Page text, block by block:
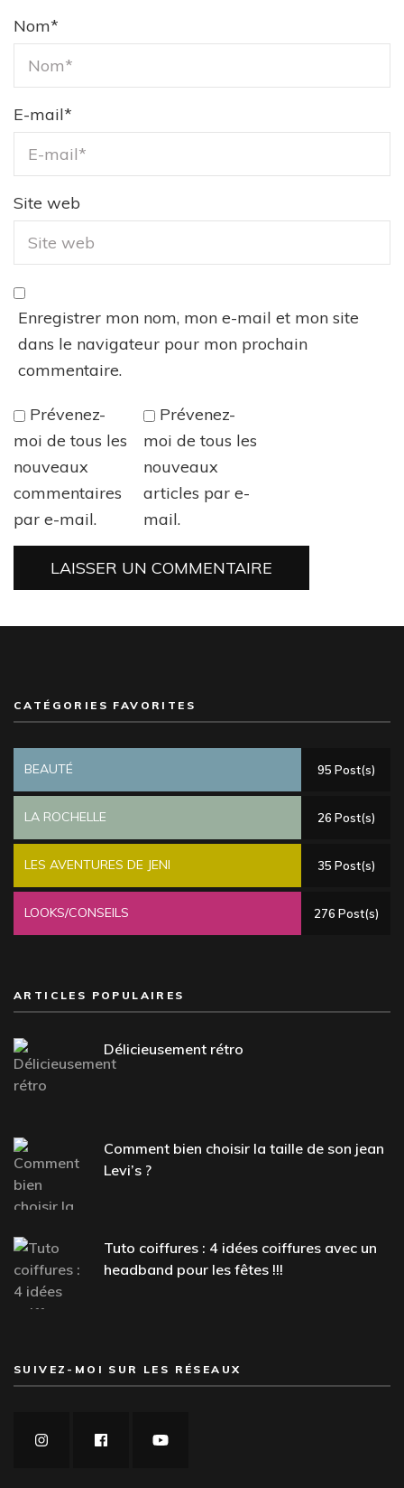
Nom*
E-mail*
Site web
Enregistrer mon nom, mon e-mail et mon site
dans le navigateur pour mon prochain
commentaire.
Prévenez-
moi de tous les
nouveaux
commentaires
par e-mail.
Prévenez-
moi de tous les
nouveaux
articles par e-
mail.
CATÉGORIES FAVORITES
BEAUTÉ 95 Post(s)
LA ROCHELLE 26 Post(s)
LES AVENTURES DE JENI 35 Post(s)
LOOKS/CONSEILS 276 Post(s)
ARTICLES POPULAIRES
Délicieusement rétro
Comment bien choisir la taille de son jean
Levi’s ?
Tuto coiffures : 4 idées coiffures avec un
headband pour les fêtes !!!
SUIVEZ-MOI SUR LES RÉSEAUX